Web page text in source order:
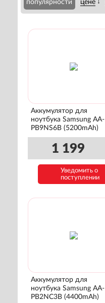
популярности цене
Аккумулятор для
ноутбука Samsung AA-
PB9NS6B (5200mAh)
1 199
Уведомить о
поступлении
Аккумулятор для
ноутбука Samsung AA-
PB2NC3B (4400mAh)